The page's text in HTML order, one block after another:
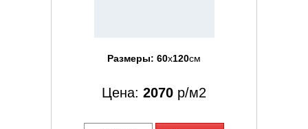
Размеры: 60x120см
Цена: 2070 р/м2